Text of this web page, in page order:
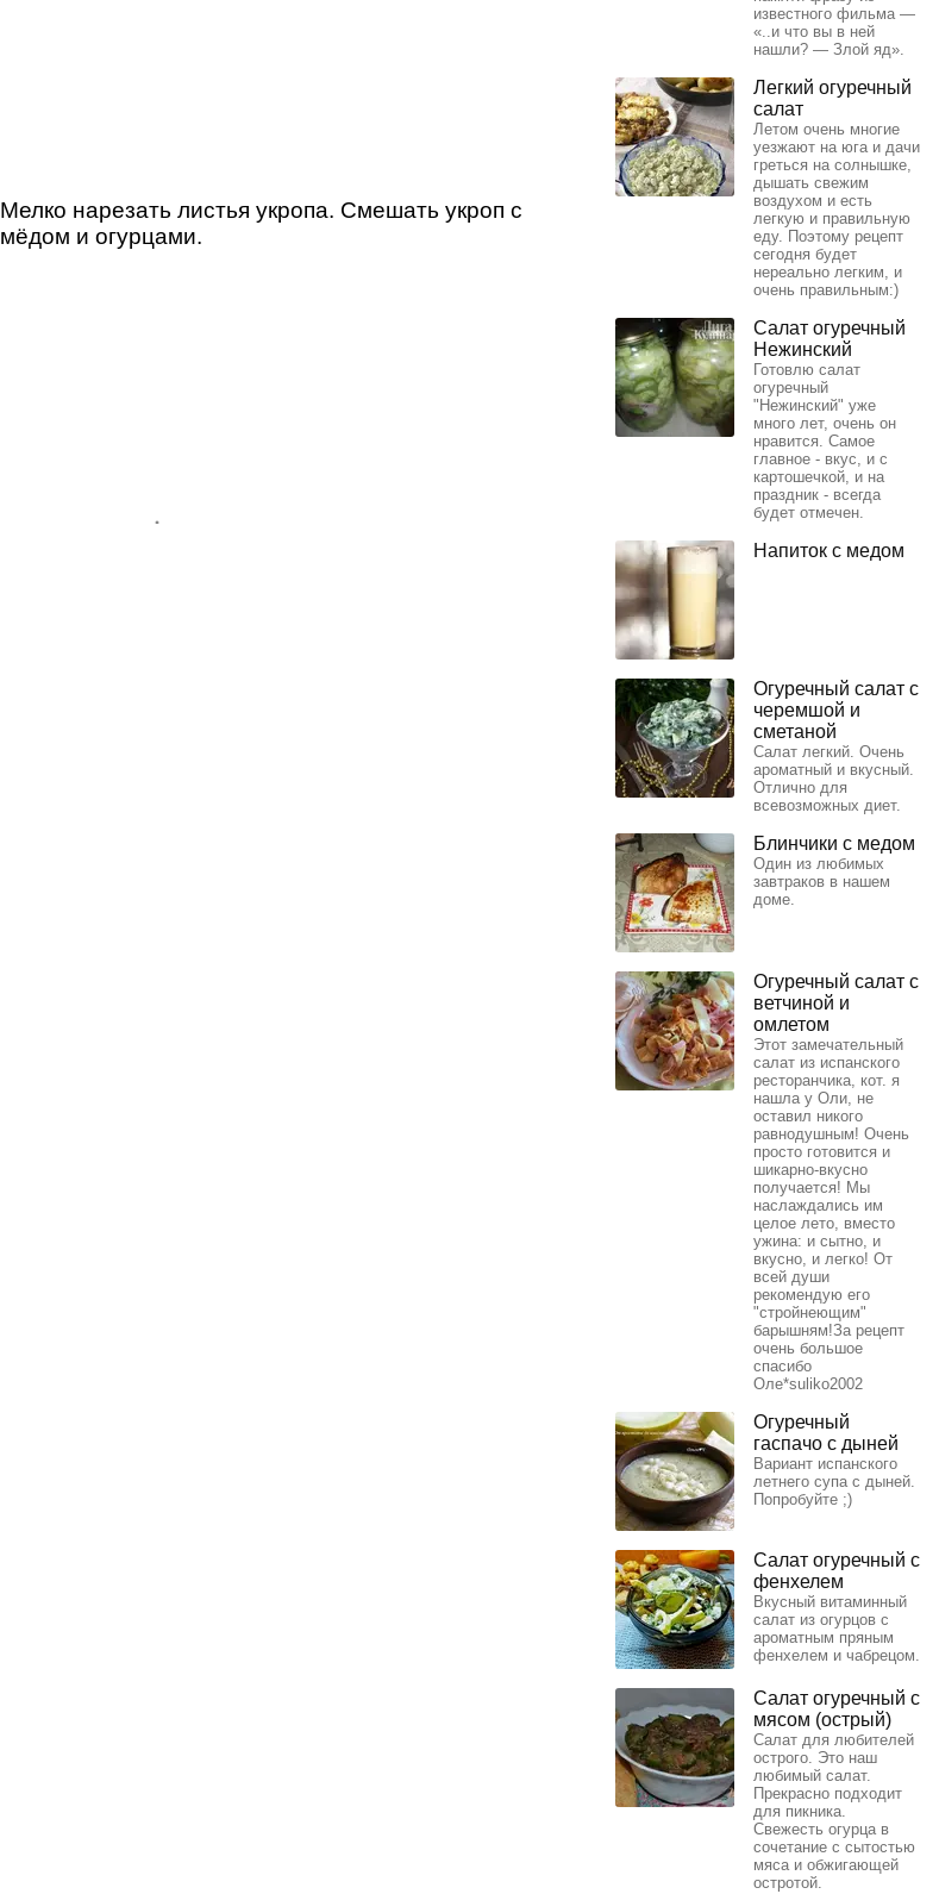
Мелко нарезать листья укропа. Смешать укроп с
мёдом и огурцами.
известного фильма —
«..и что вы в ней
нашли? — Злой яд».
Легкий огуречный
салат
Летом очень многие
уезжают на юга и дачи
греться на солнышке,
дышать свежим
воздухом и есть
легкую и правильную
еду. Поэтому рецепт
сегодня будет
нереально легким, и
очень правильным:)
Салат огуречный
Нежинский
Готовлю салат
огуречный
"Нежинский" уже
много лет, очень он
нравится. Самое
главное - вкус, и с
картошечкой, и на
праздник - всегда
будет отмечен.
Напиток с медом
Огуречный салат с
черемшой и
сметаной
Салат легкий. Очень
ароматный и вкусный.
Отлично для
всевозможных диет.
Блинчики с медом
Один из любимых
завтраков в нашем
доме.
Огуречный салат с
ветчиной и
омлетом
Этот замечательный
салат из испанского
ресторанчика, кот. я
нашла у Оли, не
оставил никого
равнодушным! Очень
просто готовится и
шикарно-вкусно
получается! Мы
наслаждались им
целое лето, вместо
ужина: и сытно, и
вкусно, и легко! От
всей души
рекомендую его
"стройнеющим"
барышням!За рецепт
очень большое
спасибо
Оле*suliko2002
Огуречный
гаспачо с дыней
Вариант испанского
летнего супа с дыней.
Попробуйте ;)
Салат огуречный с
фенхелем
Вкусный витаминный
салат из огурцов с
ароматным пряным
фенхелем и чабрецом.
Салат огуречный с
мясом (острый)
Салат для любителей
острого. Это наш
любимый салат.
Прекрасно подходит
для пикника.
Свежесть огурца в
сочетание с сытостью
мяса и обжигающей
остротой.